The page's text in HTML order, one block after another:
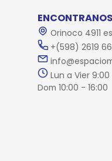
Orinoco 4911
+(598) 2619
Lun a Vier
Dom 10:00 - 16:00